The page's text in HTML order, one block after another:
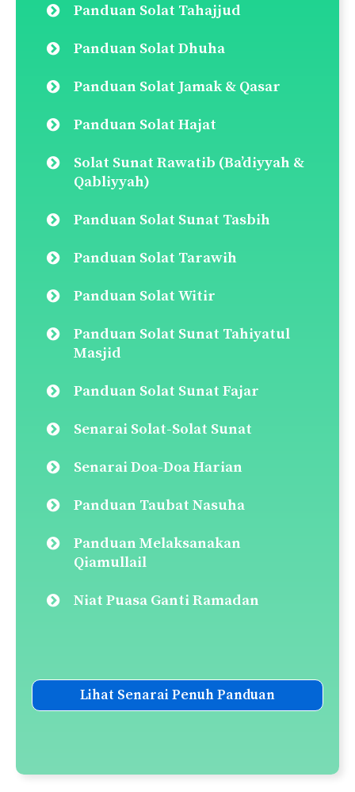
Panduan Solat Tahajjud
Panduan Solat Dhuha
Panduan Solat Jamak & Qasar
Panduan Solat Hajat
Solat Sunat Rawatib (Ba’diyyah &
Qabliyyah)
Panduan Solat Sunat Tasbih
Panduan Solat Tarawih
Panduan Solat Witir
Panduan Solat Sunat Tahiyatul
Masjid
Panduan Solat Sunat Fajar
Senarai Solat-Solat Sunat
Senarai Doa-Doa Harian
Panduan Taubat Nasuha
Panduan Melaksanakan
Qiamullail
Niat Puasa Ganti Ramadan
Lihat Senarai Penuh Panduan